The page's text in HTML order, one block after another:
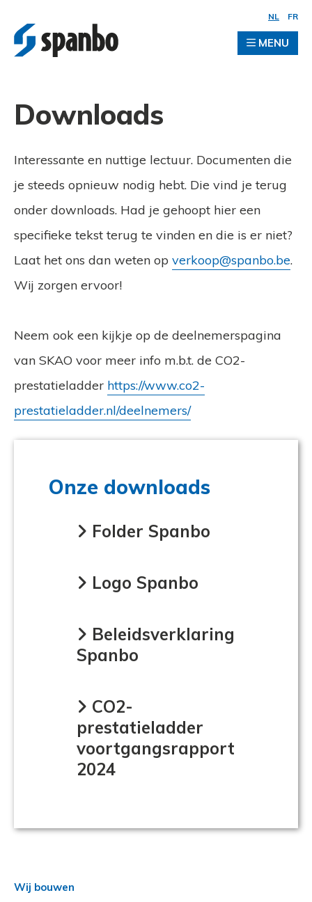
NL FR
MENU
Downloads
Interessante en nuttige lectuur. Documenten die
je steeds opnieuw nodig hebt. Die vind je terug
onder downloads. Had je gehoopt hier een
specifieke tekst terug te vinden en die is er niet?
Laat het ons dan weten op verkoop@spanbo.be.
Wij zorgen ervoor!
Neem ook een kijkje op de deelnemerspagina
van SKAO voor meer info m.b.t. de CO2-
prestatieladder https://www.co2-
prestatieladder.nl/deelnemers/
Onze downloads
Folder Spanbo
Logo Spanbo
Beleidsverklaring
Spanbo
CO2-
prestatieladder
voortgangsrapport
2024
Wij bouwen